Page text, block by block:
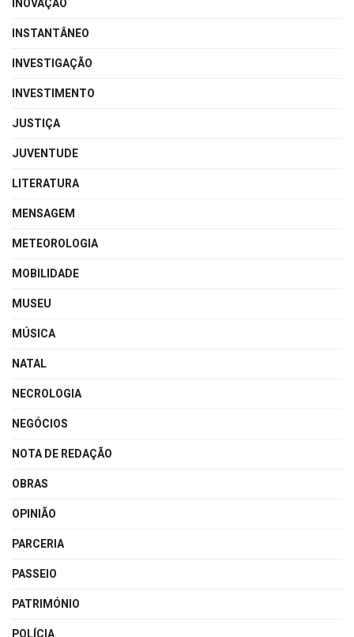
INOVAÇÃO
INSTANTÂNEO
INVESTIGAÇÃO
INVESTIMENTO
JUSTIÇA
JUVENTUDE
LITERATURA
MENSAGEM
METEOROLOGIA
MOBILIDADE
MUSEU
MÚSICA
NATAL
NECROLOGIA
NEGÓCIOS
NOTA DE REDAÇÃO
OBRAS
OPINIÃO
PARCERIA
PASSEIO
PATRIMÓNIO